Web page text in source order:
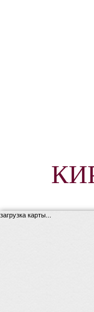
загрузка карты...